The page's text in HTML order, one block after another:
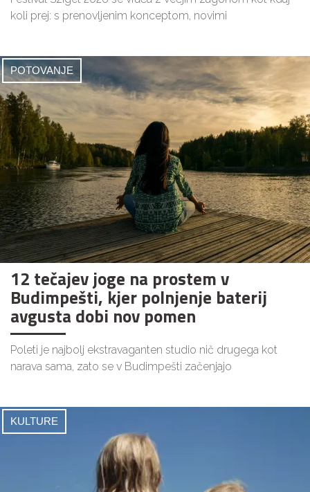
koli prej: s prenovljenim konceptom, novimi
POTOVANJE
12 tečajev joge na prostem v
Budimpešti, kjer polnjenje baterij
avgusta dobi nov pomen
Poleti je najbolj ekstravaganten studio nič drugega kot
narava sama, zato se v Budimpešti začenjajo
KULTURE